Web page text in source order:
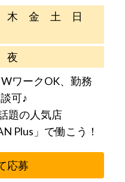
木 金 土 日
夜
ワークOK、勤務
可♪
題の人気店
Plus」で働こう！
応募